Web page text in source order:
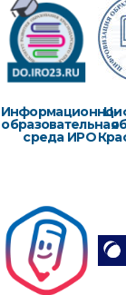
Информационно-
образовательная
среда ИРО